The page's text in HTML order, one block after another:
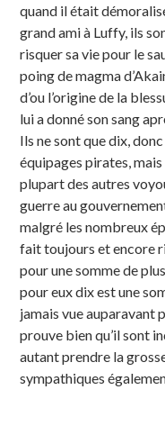
quand il était
grand ami à Luffy, ils
risquer sa vie pour le
poing de magma
d’ou l’origine de la
lui a donné son sang
Ils ne sont que dix,
équipages pirates,
plupart des autres
guerre au
malgré les nombreux
fait toujours et encore
pour une somme de
pour eux dix est une
jamais vue auparavant
prouve bien qu’il sont
autant prendre la
sympathiques